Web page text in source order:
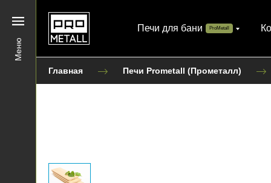
Меню
Печи для бани ProMetall
Главная Печи Prometall (Прометалл)